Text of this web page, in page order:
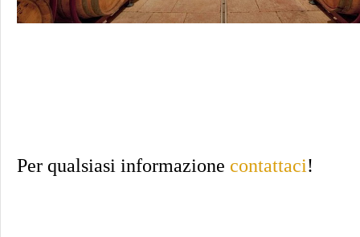
Per qualsiasi informazione contattaci!